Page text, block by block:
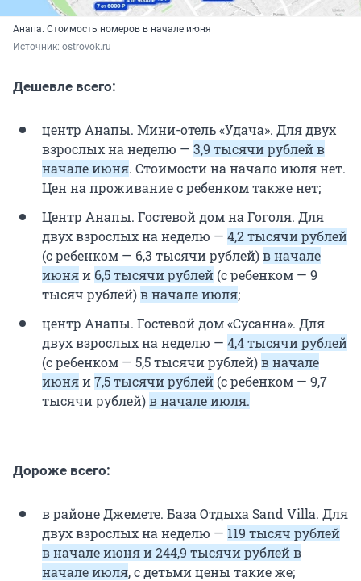
Анапа. Стоимость номеров в начале июня
Источник: ostrovok.ru
Дешевле всего:
центр Анапы. Мини-отель «Удача». Для двух
взрослых на неделю — 3,9 тысячи рублей в
начале июня. Стоимости на начало июля нет.
Цен на проживание с ребенком также нет;
Центр Анапы. Гостевой дом на Гоголя. Для
двух взрослых на неделю — 4,2 тысячи рублей
(с ребенком — 6,3 тысячи рублей)в начале
июняи 6,5 тысячи рублей (с ребенком — 9
тысяч рублей)в начале июля;
центр Анапы. Гостевой дом «Сусанна». Для
двух взрослых на неделю — 4,4 тысячи рублей
(с ребенком — 5,5 тысячи рублей)в начале
июняи7,5 тысячи рублей (с ребенком — 9,7
тысячи рублей)в начале июля.
Дороже всего:
в районе Джемете. База Отдыха Sand Villa. Для
двух взрослых на неделю — 119 тысяч рублей
в начале июня и 244,9 тысячи рублей в
начале июля, с детьми цены такие же;